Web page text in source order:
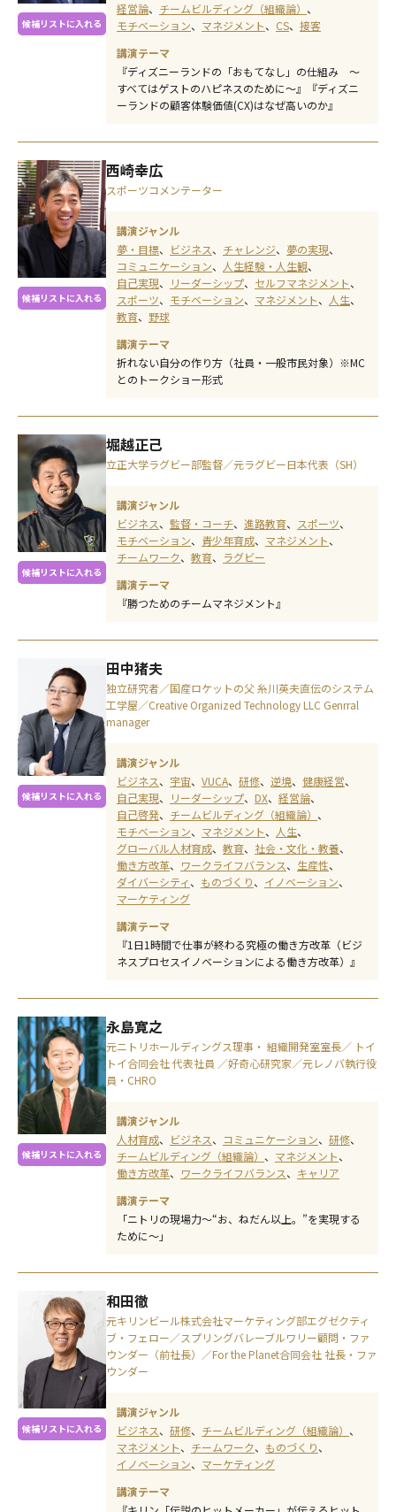
候補リストに入れる
経営論
チームビルディング（組織論）
モチベーション
マネジメント CS
接客
講演テーマ
『ディズニーランドの「おもてなし」の仕組み ～
すべてはゲストのハピネスのために～』『ディズニ
ーランドの顧客体験価値(CX)はなぜ高いのか』
候補リストに入れる
西崎幸広
スポーツコメンテーター
講演ジャンル
夢・目標
ビジネス チャレンジ
夢の実現
コミュニケーション
人生経験・人生観
自己実現
リーダーシップ
セルフマネジメント
スポーツ
モチベーション マネジメント
人生
教育
野球
講演テーマ
折れない自分の作り方（社員・一般市民対象）※MC
とのトークショー形式
候補リストに入れる
堀越正己
立正大学ラグビー部監督／元ラグビー日本代表（SH）
講演ジャンル
ビジネス
監督・コーチ 進路教育
スポーツ
モチベーション
青少年育成
マネジメント
チームワーク
教育
ラグビー
講演テーマ
『勝つためのチームマネジメント』
候補リストに入れる
田中猪夫
独立研究者／国産ロケットの父 糸川英夫直伝のシステム
工学屋／Creative Organized Technology LLC Genrral
manager
講演ジャンル
ビジネス
宇宙 VUCA 研修 逆境
健康経営
自己実現
リーダーシップ DX
経営論
自己啓発
チームビルディング（組織論）
モチベーション
マネジメント
人生
グローバル人材育成
教育
社会・文化・教養
働き方改革
ワークライフバランス
生産性
ダイバーシティ
ものづくり
イノベーション
マーケティング
講演テーマ
『1日1時間で仕事が終わる究極の働き方改革（ビジ
ネスプロセスイノベーションによる働き方改革）』
候補リストに入れる
永島寛之
元ニトリホールディングス理事・ 組織開発室室長／ トイ
トイ合同会社 代表社員 ／好奇心研究家／元レノバ執行役
員・CHRO
講演ジャンル
人材育成
ビジネス コミュニケーション
研修
チームビルディング（組織論）
マネジメント
働き方改革
ワークライフバランス
キャリア
講演テーマ
「ニトリの現場力～“お、ねだん以上。”を実現する
ために～」
候補リストに入れる
和田徹
元キリンビール株式会社マーケティング部エグゼクティ
ブ・フェロー／スプリングバレーブルワリー顧問・ファ
ウンダー（前社長）／For the Planet合同会社 社長・ファ
ウンダー
講演ジャンル
ビジネス
研修
チームビルディング（組織論）
マネジメント
チームワーク
ものづくり
イノベーション
マーケティング
講演テーマ